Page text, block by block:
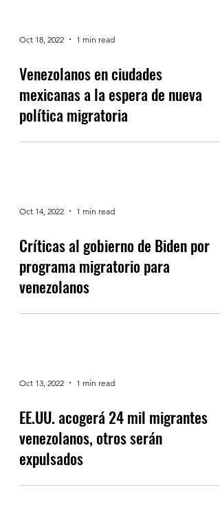
Oct 18, 2022 1 min read
Venezolanos en ciudades
mexicanas a la espera de nueva
política migratoria
Oct 14, 2022 1 min read
Críticas al gobierno de Biden por
programa migratorio para
venezolanos
Oct 13, 2022 1 min read
EE.UU. acogerá 24 mil migrantes
venezolanos, otros serán
expulsados